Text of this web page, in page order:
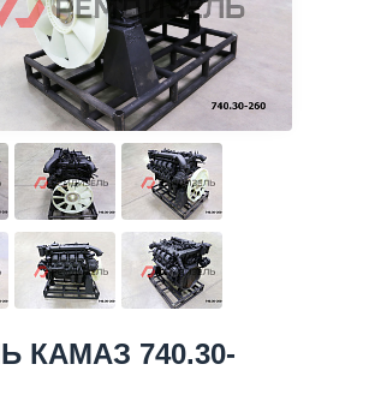
КАМАЗ 740.30-